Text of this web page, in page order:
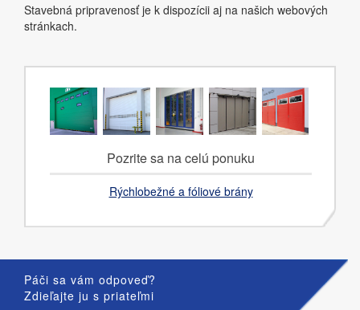
Stavebná pripravenosť je k dispozícii aj na našich webových
stránkach.
Pozrite sa na celú ponuku
Rýchlobežné a fóliové brány
Páči sa vám odpoveď?
Zdieľajte ju s priateľmi